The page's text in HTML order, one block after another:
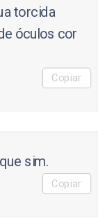
torcida
óculos cor
Copiar
sim.
Copiar